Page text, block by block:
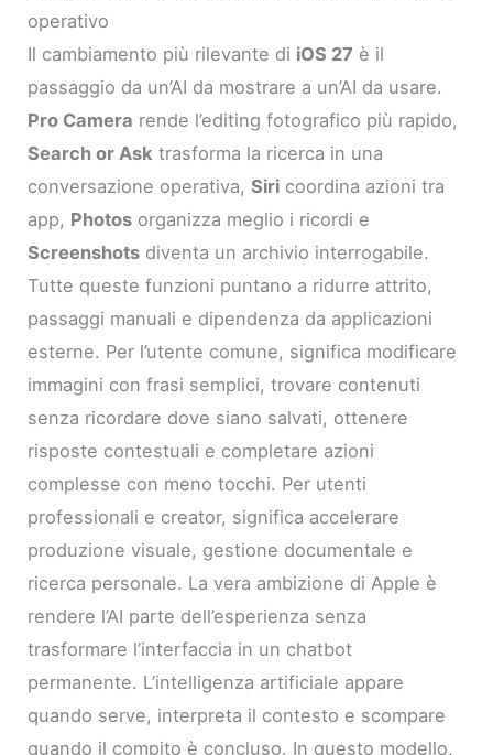
operativo
Il cambiamento più rilevante di iOS 27 è il
passaggio da un’AI da mostrare a un’AI da usare.
Pro Camera rende l’editing fotografico più rapido,
Search or Ask trasforma la ricerca in una
conversazione operativa,Siri coordina azioni tra
app, Photos organizza meglio i ricordi e
Screenshots diventa un archivio interrogabile.
Tutte queste funzioni puntano a ridurre attrito,
passaggi manuali e dipendenza da applicazioni
esterne. Per l’utente comune, significa modificare
immagini con frasi semplici, trovare contenuti
senza ricordare dove siano salvati, ottenere
risposte contestuali e completare azioni
complesse con meno tocchi. Per utenti
professionali e creator, significa accelerare
produzione visuale, gestione documentale e
ricerca personale. La vera ambizione di Apple è
rendere l’AI parte dell’esperienza senza
trasformare l’interfaccia in un chatbot
permanente. L’intelligenza artificiale appare
quando serve, interpreta il contesto e scompare
quando il compito è concluso. In questo modello,